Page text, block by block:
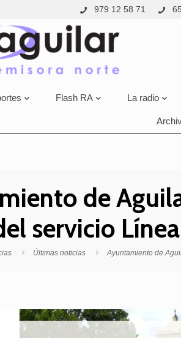
979 12 58 71
Flash RA La radio
de
servicio
Últimas noticias Ayuntamiento de